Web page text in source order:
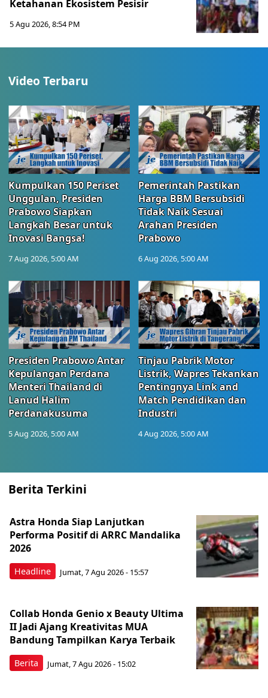
Ketahanan Ekosistem Pesisir
5 Agu 2026, 8:54 PM
Video Terbaru
Kumpulkan 150 Periset
Unggulan, Presiden
Prabowo Siapkan
Langkah Besar untuk
Inovasi Bangsa!
7 Aug 2026, 5:00 AM
Pemerintah Pastikan
Harga BBM Bersubsidi
Tidak Naik Sesuai
Arahan Presiden
Prabowo
6 Aug 2026, 5:00 AM
Presiden Prabowo Antar
Kepulangan Perdana
Menteri Thailand di
Lanud Halim
Perdanakusuma
5 Aug 2026, 5:00 AM
Tinjau Pabrik Motor
Listrik, Wapres Tekankan
Pentingnya Link and
Match Pendidikan dan
Industri
4 Aug 2026, 5:00 AM
Berita Terkini
Headline
Astra Honda Siap Lanjutkan
Performa Positif di ARRC Mandalika
2026
Jumat, 7 Agu 2026 - 15:57
Berita
Collab Honda Genio x Beauty Ultima
II Jadi Ajang Kreativitas MUA
Bandung Tampilkan Karya Terbaik
Jumat, 7 Agu 2026 - 15:02